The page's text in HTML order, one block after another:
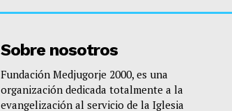
Sobre nosotros
Fundación Medjugorje 2000, es una
organización dedicada totalmente a la
evangelización al servicio de la Iglesia